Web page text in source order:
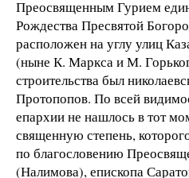
Преосвященным Гурием
Рождества Пресвятой
расположен на углу улиц
(ныне К. Маркса и М.
строительства был
Протопопов. По всей
епархии не нашлось в тот
священную степень,
по благословению
(Налимова), епископа